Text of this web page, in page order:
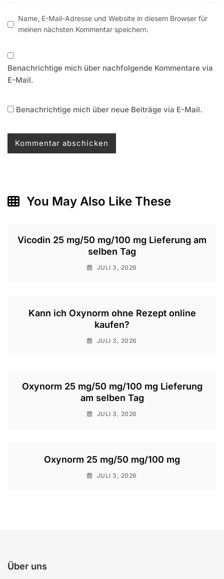
Name, E-Mail-Adresse und Website in diesem Browser für
meinen nächsten Kommentar speichern.
Benachrichtige mich über nachfolgende Kommentare via
E-Mail.
Benachrichtige mich über neue Beiträge via E-Mail.
You May Also Like These
Vicodin 25 mg/50 mg/100 mg Lieferung am
selben Tag
JULI 3, 2026
Kann ich Oxynorm ohne Rezept online
kaufen?
JULI 3, 2026
Oxynorm 25 mg/50 mg/100 mg Lieferung
am selben Tag
JULI 3, 2026
Oxynorm 25 mg/50 mg/100 mg
JULI 3, 2026
Über uns